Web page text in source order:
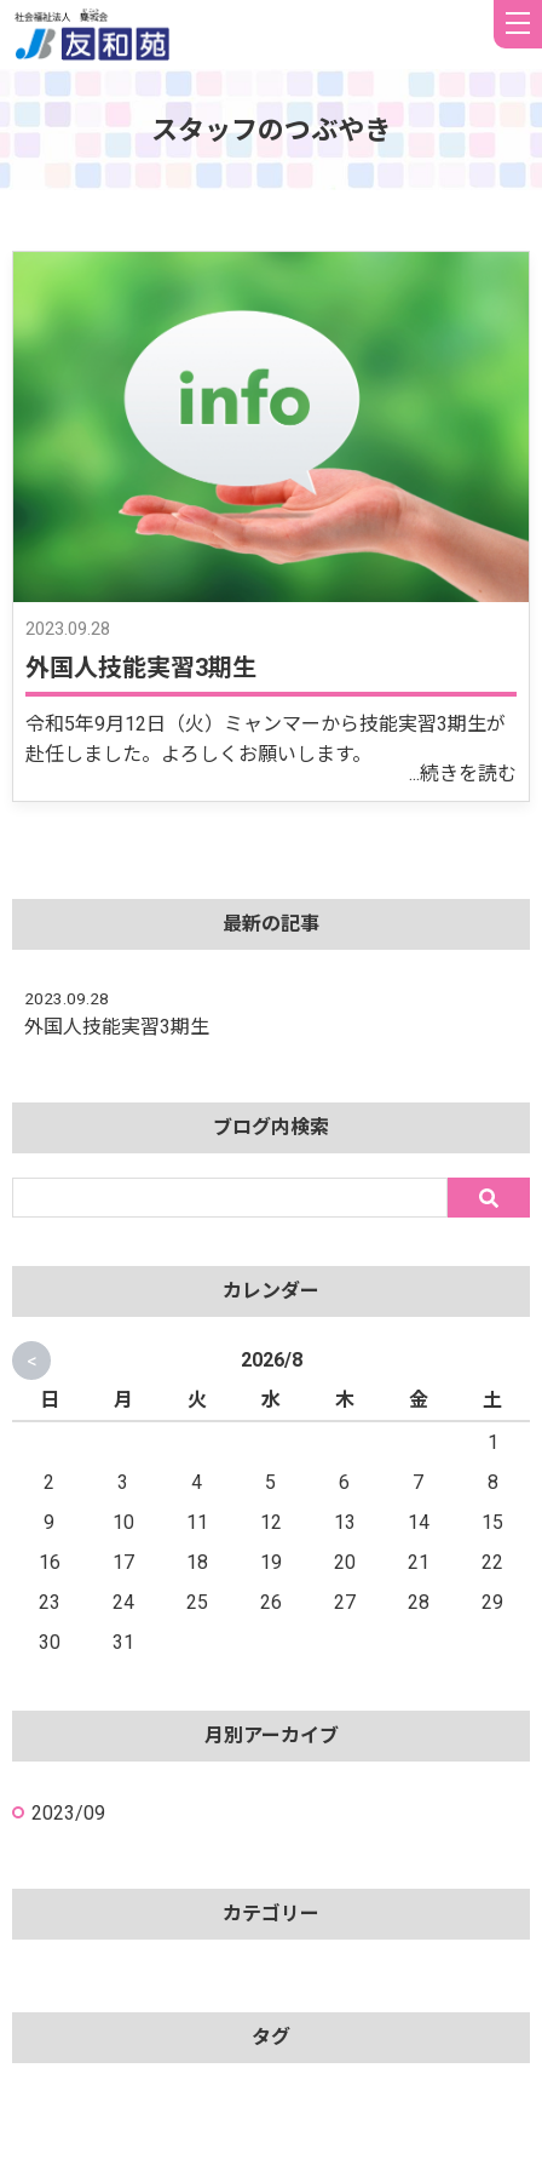
スタッフのつぶやき
2023.09.28
外国人技能実習3期生
令和5年9月12日（火）ミャンマーから技能実習3期生が
赴任しました。よろしくお願いします。
...続きを読む
最新の記事
2023.09.28
外国人技能実習3期生
ブログ内検索
カレンダー
<
2026/8
日
月 火 水 木 金
土
1
2
3 4 5 6 7
8
9
10 11 12 13 14
15
16
17 18 19 20 21
22
23
24 25 26 27 28
29
30
31
月別アーカイブ
2023/09
カテゴリー
タグ